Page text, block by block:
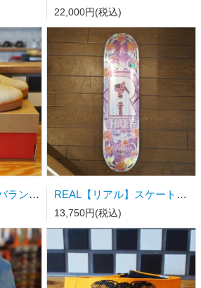
22,000円(税込)
NB numeric【ニューバランス】スケートシューズ UN480TSG 26.5cm REAL【リアル】スケートボードデッキ HUF HOLOGRAPHIC COTHEDRAL 8.06/31.8wb14.38
13,750円(税込)